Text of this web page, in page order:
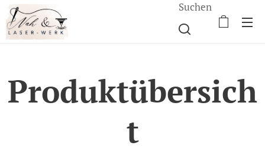
Suchen
Produktübersich
t